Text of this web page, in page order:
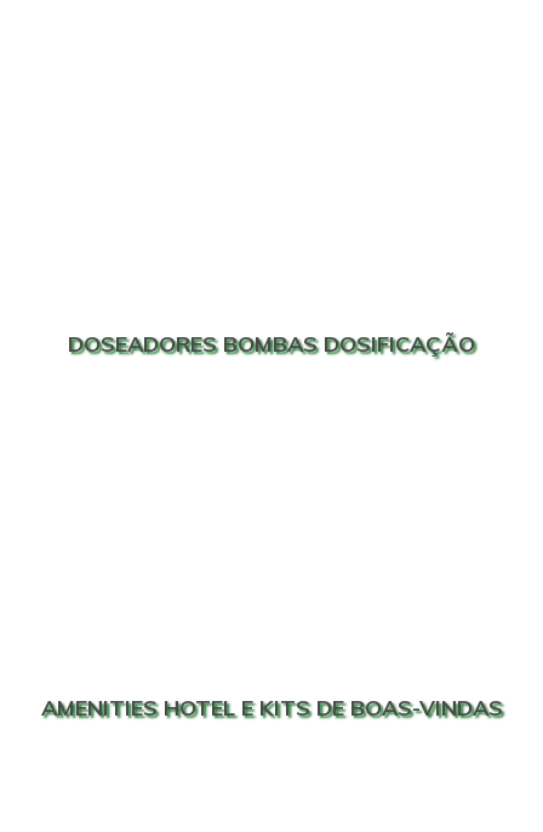
DOSEADORES BOMBAS DOSIFICAÇÃO
AMENITIES HOTEL E KITS DE BOAS-VINDAS